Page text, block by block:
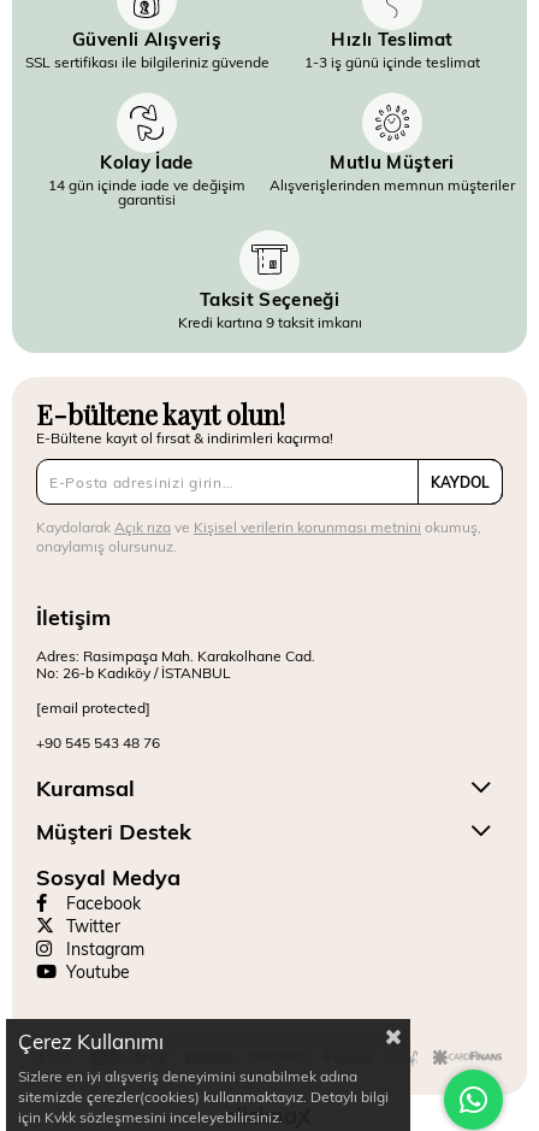
Güvenli Alışveriş
SSL sertifikası ile bilgileriniz güvende
Hızlı Teslimat
1-3 iş günü içinde teslimat
Kolay İade
14 gün içinde iade ve değişim
garantisi
Mutlu Müşteri
Alışverişlerinden memnun müşteriler
Taksit Seçeneği
Kredi kartına 9 taksit imkanı
E-bültene kayıt olun!
E-Bültene kayıt ol fırsat & indirimleri kaçırma!
KAYDOL
Kaydolarak Açık rızave Kişisel verilerin korunması metnini okumuş,
onaylamış olursunuz.
İletişim
Adres: Rasimpaşa Mah. Karakolhane Cad.
No: 26-b Kadıköy / İSTANBUL
[email protected]
+90 545 543 48 76
Kuramsal
Müşteri Destek
Sosyal Medya
Facebook
Twitter
Instagram
Youtube
Copyright © 2024 Mitr. Tüm hakları saklıdır.
Çerez Kullanımı
Sizlere en iyi alışveriş deneyimini sunabilmek adına
sitemizde çerezler(cookies) kullanmaktayız. Detaylı bilgi
için Kvkk sözleşmesini inceleyebilirsiniz.